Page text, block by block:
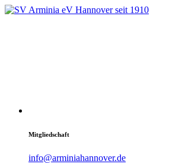
Mitgliedschaft
info@arminiahannover.de